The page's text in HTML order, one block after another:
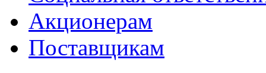
Акционерам
Поставщикам